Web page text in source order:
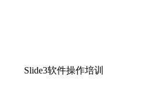
Slide3软件操作培训